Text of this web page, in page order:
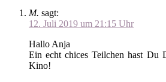
M. sagt:
12. Juli 2019 um 21:15 Uhr
Hallo Anja
Ein echt chices Teilchen hast Du
Kino!